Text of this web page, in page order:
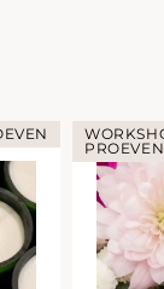
PROEVEN